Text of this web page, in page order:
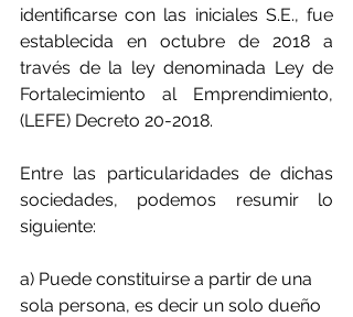
identificarse con las iniciales S.E., fue
establecida en octubre de 2018 a
través de la ley denominada Ley de
Fortalecimiento al Emprendimiento,
(LEFE) Decreto 20-2018.
Entre las particularidades de dichas
sociedades, podemos resumir lo
siguiente:
a) Puede constituirse a partir de una
sola persona, es decir un solo dueño